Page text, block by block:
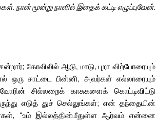
நான் மூன்று நாளில் இதைக் கட்டி எழுப்புவேன்.
கோவிலில் ஆடு, மாடு, புறா விற்போரையும்
ஒரு சாட்டை பின்னி, அவர்கள் எல்லாரையும்
சில்லறைக் காசுகளைக் கொட்டிவிட்டு
எடுத் துச் செல்லுங்கள்; என் தந்தையின்
“உம் இல்லத்தின்மீதுள்ள ஆர்வம் என்னை